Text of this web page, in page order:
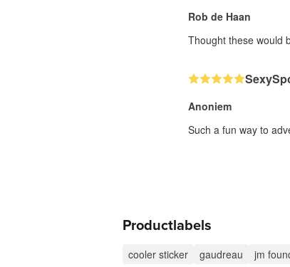
Rob de Haan
Thought these would
Anoniem
Such a fun way to
Productlabels
cooler sticker gaudreau jm